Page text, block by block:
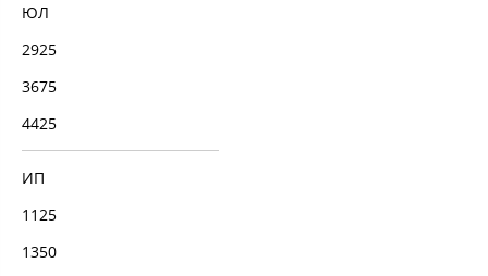
ЮЛ
2925
3675
4425
ИП
1125
1350